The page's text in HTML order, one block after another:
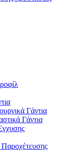
Γάντια
Γάντια